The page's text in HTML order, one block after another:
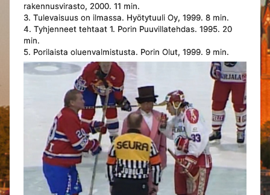
rakennusvirasto, 2000. 11 min.
3. Tulevaisuus on ilmassa. Hyötytuuli Oy, 1999. 8 min.
4. Tyhjenneet tehtaat 1. Porin Puuvillatehdas. 1995. 20
min.
5. Porilaista oluenvalmistusta. Porin Olut, 1999. 9 min.